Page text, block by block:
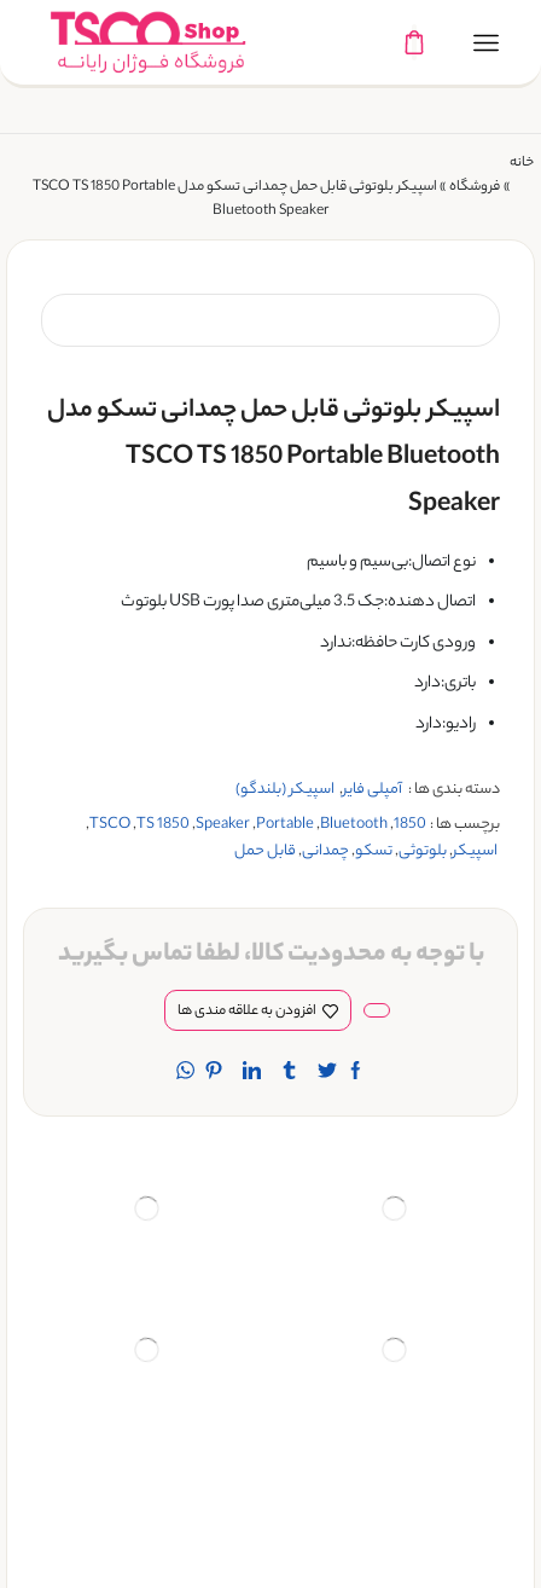
خانه
»فروشگاه»
اسپیکر بلوتوثی قابل حمل چمدانی تسکو مدل TSCO TS 1850 Portable
Bluetooth Speaker
اسپیکر بلوتوثی قابل حمل چمدانی تسکو مدل
TSCO TS 1850 Portable Bluetooth
Speaker
نوع اتصال:بی‌سیم و باسیم
اتصال دهنده:جک 3.5 میلی‌متری صدا پورت USB بلوتوث
ورودی کارت حافظه:ندارد
باتری:دارد
رادیو:دارد
دسته بندی ها : آمپلی فایر, اسپیکر (بلندگو)
برچسب ها : 1850
,
Bluetooth
,
Portable
,
Speaker
,
TS 1850
,
TSCO
,
اسپیکر,بلوتوثی,تسکو,چمدانی,قابل حمل
با توجه به محدودیت کالا، لطفا تماس بگیرید
افزودن به علاقه مندی ها